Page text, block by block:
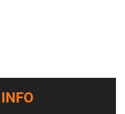
INFO